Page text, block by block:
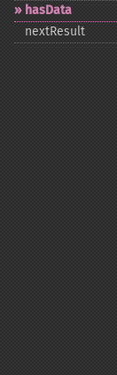
hasData
nextResult